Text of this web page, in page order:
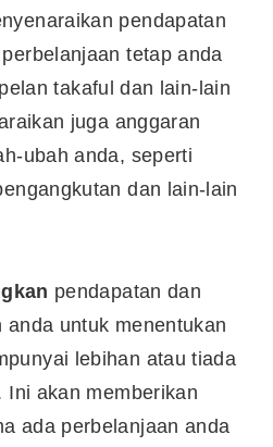
pendapatan
tetap anda
takaful dan lain-lain
juga anggaran
ubah anda, seperti
dan lain-lain
pendapatan dan
untuk menentukan
lebihan atau tiada
Ini akan memberikan
ada perbelanjaan anda